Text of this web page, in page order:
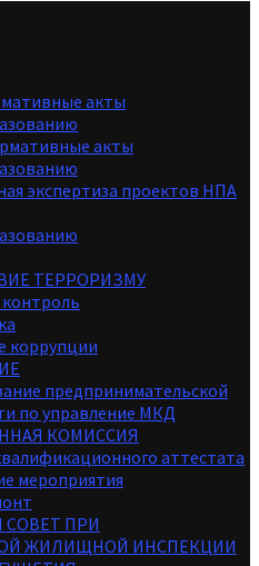
акты
акты
экспертиза проектов НПА
ТЕРРОРИЗМУ
коррупции
предпринимательской
по управление МКД
КОМИССИЯ
аттестата
мероприятия
ПРИ
ЖИЛИЩНОЙ ИНСПЕКЦИИ